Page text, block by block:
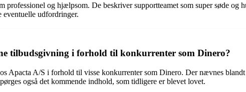
og hjælpsom. De beskriver supportteamet som super søde og
udfordringer.
tilbudsgivning i forhold til konkurrenter som Dinero?
Apacta A/S i forhold til visse konkurrenter som Dinero. Der nævnes
også det kommende indhold, som tidligere er blevet lovet.